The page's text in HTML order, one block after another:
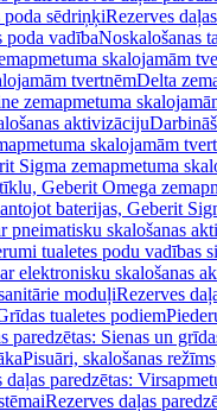
poda sēdriņķiRezerves
poda vadībaNoskalošanas
skalojamām
tvertnēmDelta
zemapmetuma
aktivizāciju
skalojamām
Sigma zemapmetuma
Geberit Omega
baterijas, Geberit
pneimatisku skalošanas
tualetes podu vadības
elektronisku skalošanas
moduļiRezerves
tualetes podiem
paredzētas: Sienas un
Pisuāri, skalošanas
daļas paredzētas:
Rezerves daļas